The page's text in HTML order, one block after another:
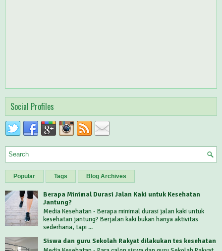
Social Profiles
Popular Tags Blog Archives
Berapa Minimal Durasi Jalan Kaki untuk Kesehatan
Jantung?
Media Kesehatan - Berapa minimal durasi jalan kaki untuk
kesehatan jantung? Berjalan kaki bukan hanya aktivitas
sederhana, tapi ...
Siswa dan guru Sekolah Rakyat dilakukan tes kesehatan